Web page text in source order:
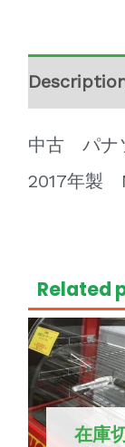
中古 パナ
2017年製
Related
在庫